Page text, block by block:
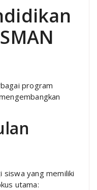
program
siswa yang memiliki
utama: